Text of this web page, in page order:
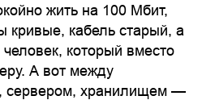
жить на 100 Мбит,
кривые, кабель старый, а
который вместо
А вот между
сервером, хранилищем —